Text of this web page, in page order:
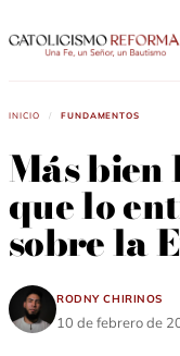
al
al
Inicio / Fundamentos
Más bien
que lo
sobre la
Rodny Chirinos
10 de febrero de